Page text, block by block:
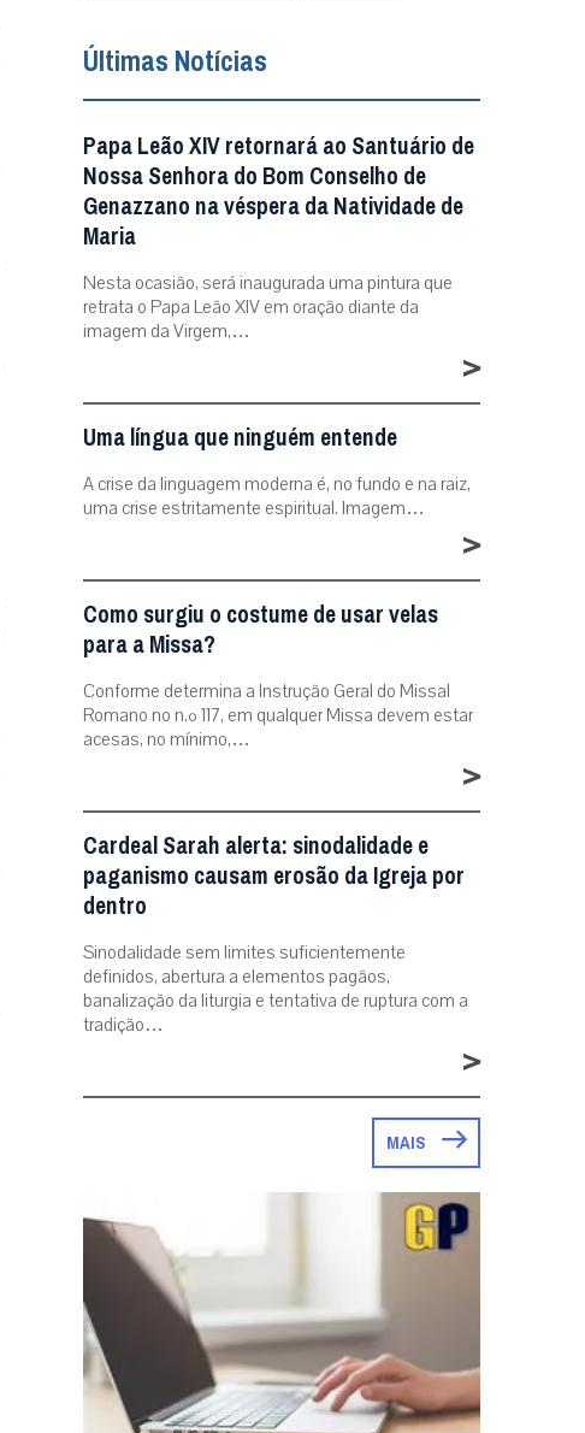
Últimas Notícias
Papa Leão XIV retornará ao Santuário de
Nossa Senhora do Bom Conselho de
Genazzano na véspera da Natividade de
Maria
Nesta ocasião, será inaugurada uma pintura que
retrata o Papa Leão XIV em oração diante da
imagem da Virgem,…
>
Uma língua que ninguém entende
A crise da linguagem moderna é, no fundo e na raiz,
uma crise estritamente espiritual. Imagem…
>
Como surgiu o costume de usar velas
para a Missa?
Conforme determina a Instrução Geral do Missal
Romano no n.º 117, em qualquer Missa devem estar
acesas, no mínimo,…
>
Cardeal Sarah alerta: sinodalidade e
paganismo causam erosão da Igreja por
dentro
Sinodalidade sem limites suficientemente
definidos, abertura a elementos pagãos,
banalização da liturgia e tentativa de ruptura com a
tradição…
>
MAIS